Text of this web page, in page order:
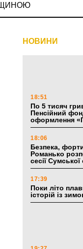
НОВИНИ
18:51
По 5 тисяч
Пенсійний
оформлення
18:06
Безпека,
Романько
сесії
17:39
Поки літо
історій із